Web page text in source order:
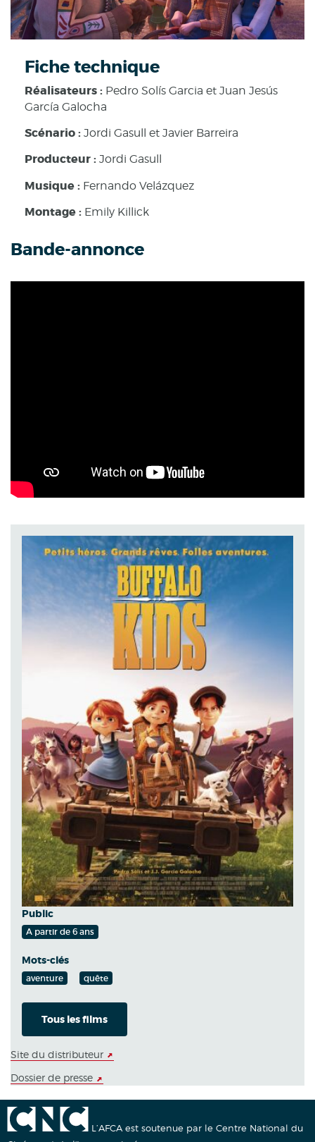
Fiche technique
Réalisateurs : Pedro Solís Garcia et Juan Jesús
García Galocha
Scénario : Jordi Gasull et Javier Barreira
Producteur: Jordi Gasull
Musique : Fernando Velázquez
Montage : Emily Killick
Bande-annonce
Public
A partir de 6 ans
Mots-clés
aventure quête
Tous les films
Site du distributeur
Dossier de presse
L’AFCA est soutenue par le Centre National du